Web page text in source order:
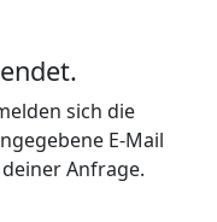
sich die
E-Mail
Anfrage.